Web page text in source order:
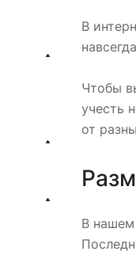
В
Чтобы
учесть
от
В нашем